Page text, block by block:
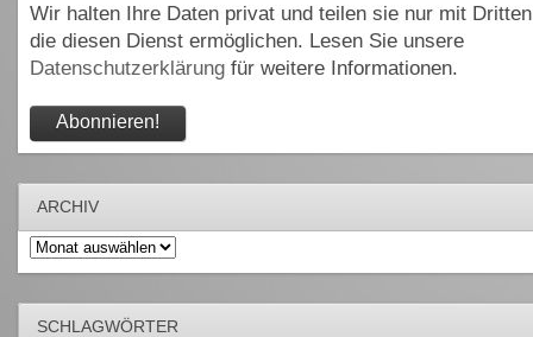
Wir halten Ihre Daten privat und teilen sie nur mit
die diesen Dienst ermöglichen. Lesen Sie unsere
Datenschutzerklärungfür weitere Informationen.
ARCHIV
Archiv
SCHLAGWÖRTER